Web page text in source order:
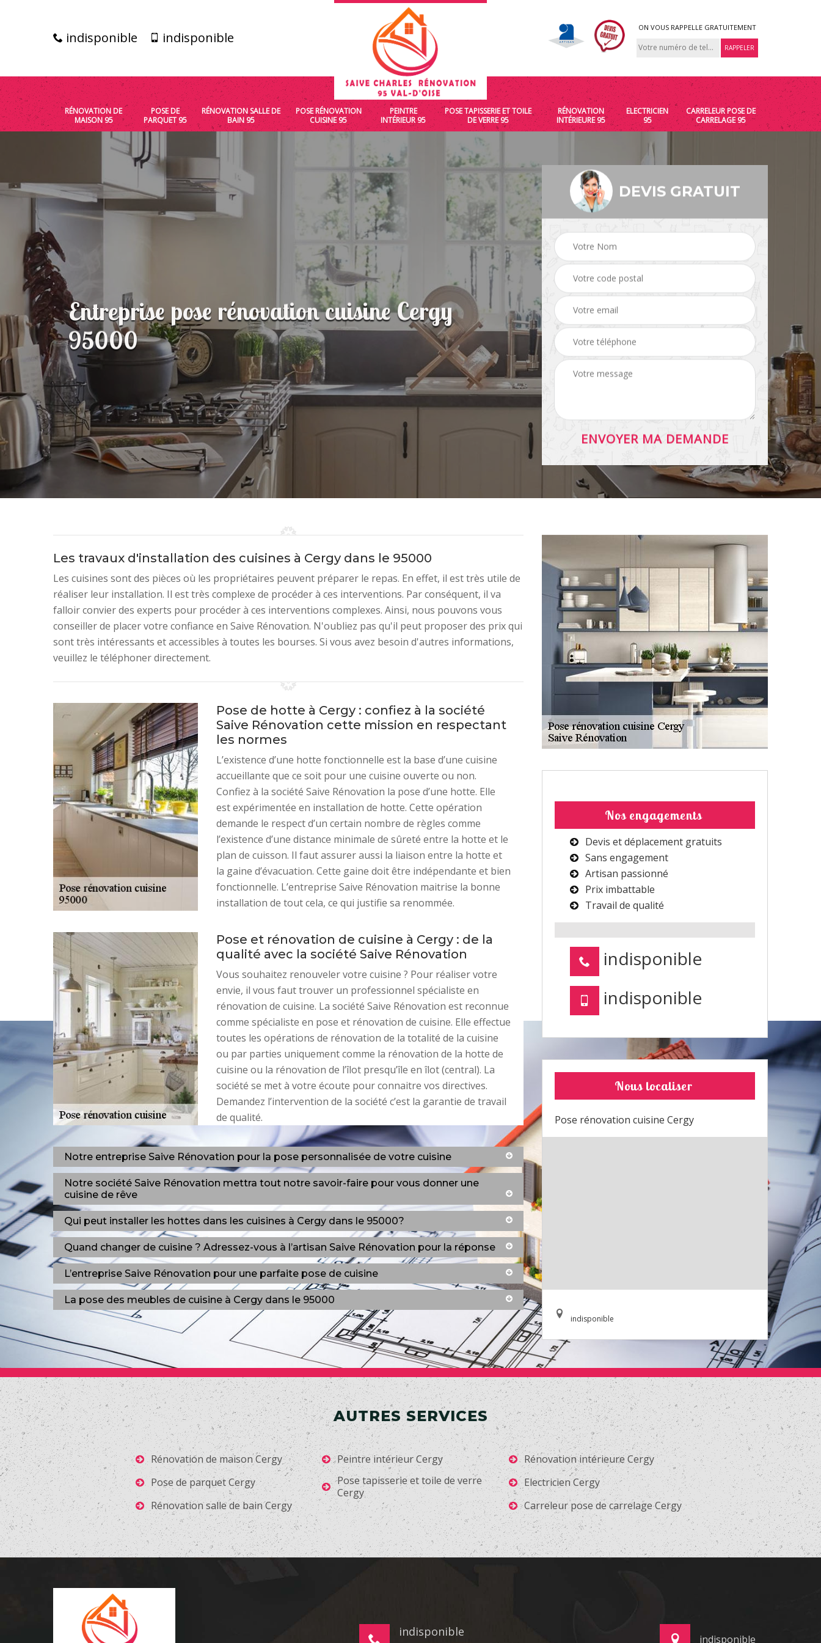
indisponible indisponible
ON VOUS RAPPELLE GRATUITEMENT
RÉNOVATION DE
MAISON 95
POSE DE
PARQUET 95
RÉNOVATION SALLE DE
BAIN 95
POSE RÉNOVATION
CUISINE 95
PEINTRE
INTÉRIEUR 95
POSE TAPISSERIE ET TOILE
DE VERRE 95
RÉNOVATION
INTÉRIEURE 95
ELECTRICIEN
95
CARRELEUR POSE DE
CARRELAGE 95
Entreprise pose rénovation cuisine Cergy
95000
DEVIS GRATUIT
Les travaux d'installation des cuisines à Cergy dans le 95000
Les cuisines sont des pièces où les propriétaires peuvent préparer le repas. En effet, il est très utile de
réaliser leur installation. Il est très complexe de procéder à ces interventions. Par conséquent, il va
falloir convier des experts pour procéder à ces interventions complexes. Ainsi, nous pouvons vous
conseiller de placer votre confiance en Saive Rénovation. N'oubliez pas qu'il peut proposer des prix qui
sont très intéressants et accessibles à toutes les bourses. Si vous avez besoin d'autres informations,
veuillez le téléphoner directement.
Pose de hotte à Cergy : confiez à la société
Saive Rénovation cette mission en respectant
les normes
L’existence d’une hotte fonctionnelle est la base d’une cuisine
accueillante que ce soit pour une cuisine ouverte ou non.
Confiez à la société Saive Rénovation la pose d’une hotte. Elle
est expérimentée en installation de hotte. Cette opération
demande le respect d’un certain nombre de règles comme
l’existence d’une distance minimale de sûreté entre la hotte et le
plan de cuisson. Il faut assurer aussi la liaison entre la hotte et
la gaine d’évacuation. Cette gaine doit être indépendante et bien
fonctionnelle. L’entreprise Saive Rénovation maitrise la bonne
installation de tout cela, ce qui justifie sa renommée.
Pose et rénovation de cuisine à Cergy : de la
qualité avec la société Saive Rénovation
Vous souhaitez renouveler votre cuisine ? Pour réaliser votre
envie, il vous faut trouver un professionnel spécialiste en
rénovation de cuisine. La société Saive Rénovation est reconnue
comme spécialiste en pose et rénovation de cuisine. Elle effectue
toutes les opérations de rénovation de la totalité de la cuisine
ou par parties uniquement comme la rénovation de la hotte de
cuisine ou la rénovation de l’îlot presqu’île en îlot (central). La
société se met à votre écoute pour connaitre vos directives.
Demandez l’intervention de la société c’est la garantie de travail
de qualité.
Notre entreprise Saive Rénovation pour la pose personnalisée de votre cuisine
Notre société Saive Rénovation mettra tout notre savoir-faire pour vous donner une
cuisine de rêve
Qui peut installer les hottes dans les cuisines à Cergy dans le 95000?
Quand changer de cuisine ? Adressez-vous à l’artisan Saive Rénovation pour la réponse
L’entreprise Saive Rénovation pour une parfaite pose de cuisine
La pose des meubles de cuisine à Cergy dans le 95000
Nos engagements
Devis et déplacement gratuits
Sans engagement
Artisan passionné
Prix imbattable
Travail de qualité
indisponible
indisponible
Nous localiser
Pose rénovation cuisine Cergy
indisponible
AUTRES SERVICES
Rénovation de maison Cergy
Pose de parquet Cergy
Rénovation salle de bain Cergy
Peintre intérieur Cergy
Pose tapisserie et toile de verre
Cergy
Rénovation intérieure Cergy
Electricien Cergy
Carreleur pose de carrelage Cergy
indisponible
indisponible